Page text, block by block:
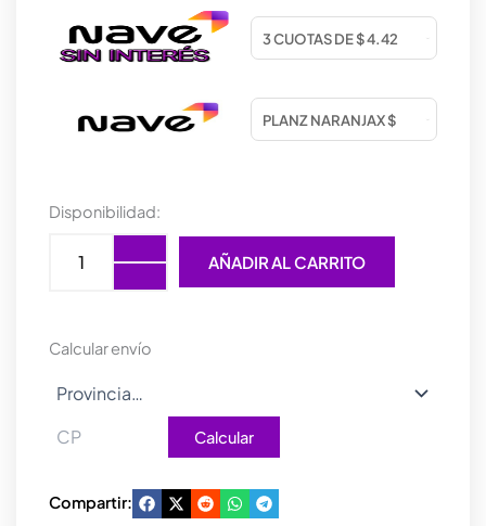
Disponibilidad:
MOUSE
GENIUS
GREY
cantidad
AÑADIR AL CARRITO
Calcular envío
Calcular
Compartir: